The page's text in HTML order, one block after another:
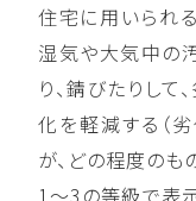
住宅に用いられ
湿気や大気中の
り、錆びたりして
化を軽減する（
が、どの程度のも
1〜3の等級で表